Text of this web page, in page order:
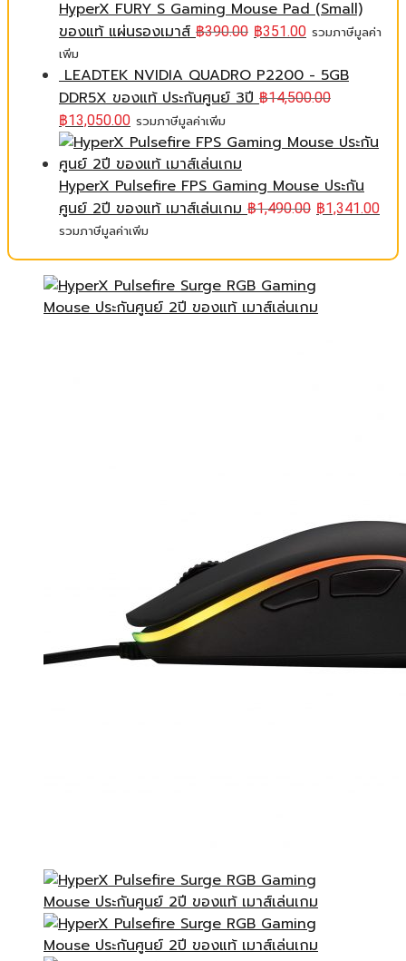
HyperX FURY S Gaming Mouse Pad (Small)
ของแท้ แผ่นรองเมาส์ ฿390.00 ฿351.00 รวมภาษีมูลค่า
เพิ่ม
LEADTEK NVIDIA QUADRO P2200 - 5GB
DDR5X ของแท้ ประกันศูนย์ 3ปี ฿14,500.00
฿13,050.00 รวมภาษีมูลค่าเพิ่ม
HyperX Pulsefire FPS Gaming Mouse ประกัน
ศูนย์ 2ปี ของแท้ เมาส์เล่นเกม ฿1,490.00 ฿1,341.00
รวมภาษีมูลค่าเพิ่ม